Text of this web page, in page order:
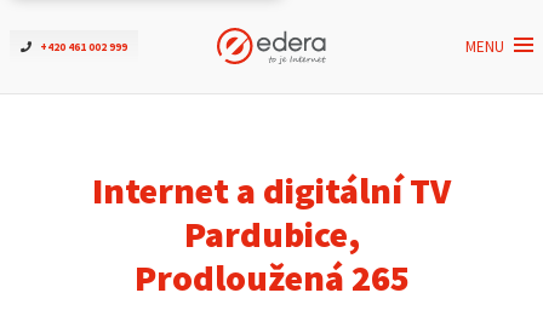
+420 461 002 999 MENU
Ověřit dostupnost
ČEZNET TV
Podpora
Internet a digitální TV
Pardubice,
Prodloužená 265